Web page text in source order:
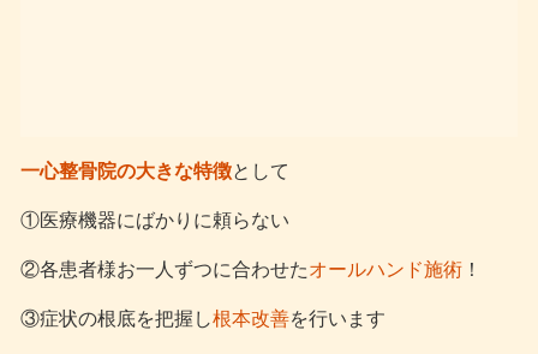
一心整骨院の大きな特徴として
①医療機器にばかりに頼らない
②各患者様お一人ずつに合わせたオールハンド施術！
③症状の根底を把握し根本改善を行います